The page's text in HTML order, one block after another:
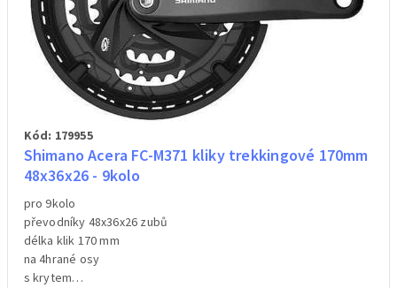
Kód: 179955
Shimano Acera FC-M371 kliky trekkingové 170mm
48x36x26 - 9kolo
pro 9kolo
převodníky 48x36x26 zubů
délka klik 170 mm
na 4hrané osy
s krytem